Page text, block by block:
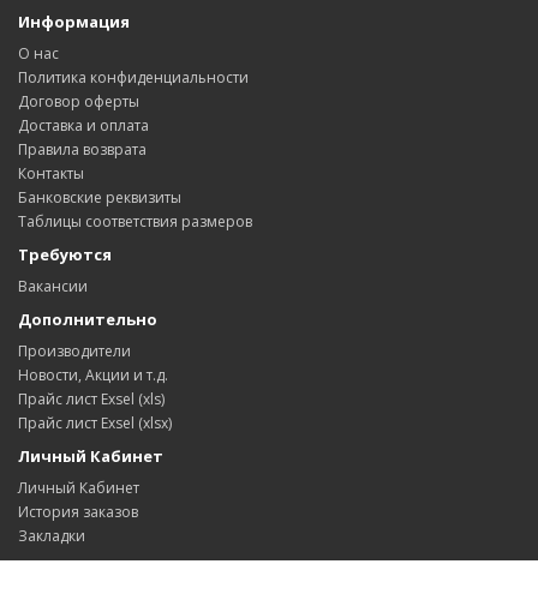
Информация
О нас
Политика конфиденциальности
Договор оферты
Доставка и оплата
Правила возврата
Контакты
Банковские реквизиты
Таблицы соответствия размеров
Требуются
Вакансии
Дополнительно
Производители
Новости, Акции и т.д.
Прайс лист Exsel (xls)
Прайс лист Exsel (xlsx)
Личный Кабинет
Личный Кабинет
История заказов
Закладки